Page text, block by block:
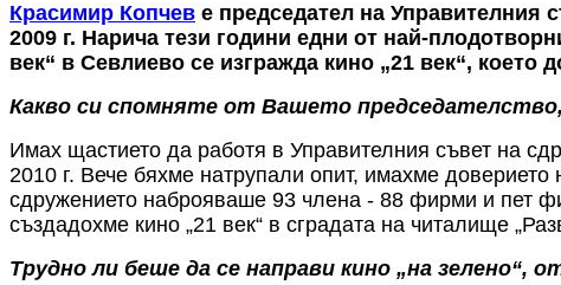
Красимир Копчев е председател на Управителния
2009 г. Нарича тези години едни от най-
век“ в Севлиево се изгражда кино „21 век“, което
Какво си спомняте от Вашето
Имах щастието да работя в Управителния съвет на
2010 г. Вече бяхме натрупали опит, имахме
сдружението наброяваше 93 члена - 88 фирми и пет
създадохме кино „21 век“ в сградата на читалище
Трудно ли беше да се направи кино „на зелено“,